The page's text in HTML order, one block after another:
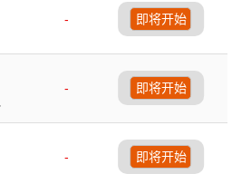
-
即将开始
-
即将开始
-
即将开始